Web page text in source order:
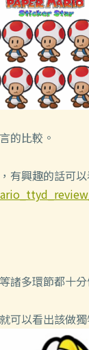
的比較。
有興趣的話可
諸多環節都十分
可以看出該做